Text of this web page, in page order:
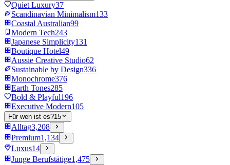
Quiet Luxury37
Scandinavian Minimalism133
Coastal Australian99
Modern Tech243
Japanese Simplicity131
Boutique Hotel49
Aussie Creative Studio62
Sustainable by Design336
Monochrome376
Earth Tones285
Bold & Playful196
Executive Modern105
Für wen ist es?15
Alltag3,208
Premium1,134
Luxus14
Junge Berufstätige1,475